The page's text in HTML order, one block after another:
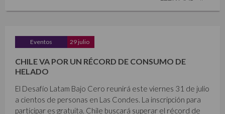
Eventos 29 julio
CHILE VA POR UN RÉCORD DE CONSUMO DE
HELADO
El Desafío Latam Bajo Cero reunirá este viernes 31 de julio
a cientos de personas en Las Condes. La inscripción para
participar es gratuita. Chile buscará superar el récord de